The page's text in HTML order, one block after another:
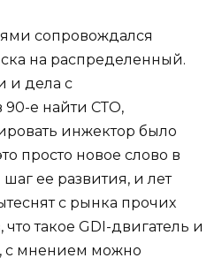
сопровождался
на распределенный.
и дела с
90-е найти СТО,
инжектор было
просто новое слово в
ее развития, и лет
с рынка прочих
такое GDI-двигатель и
с мнением можно